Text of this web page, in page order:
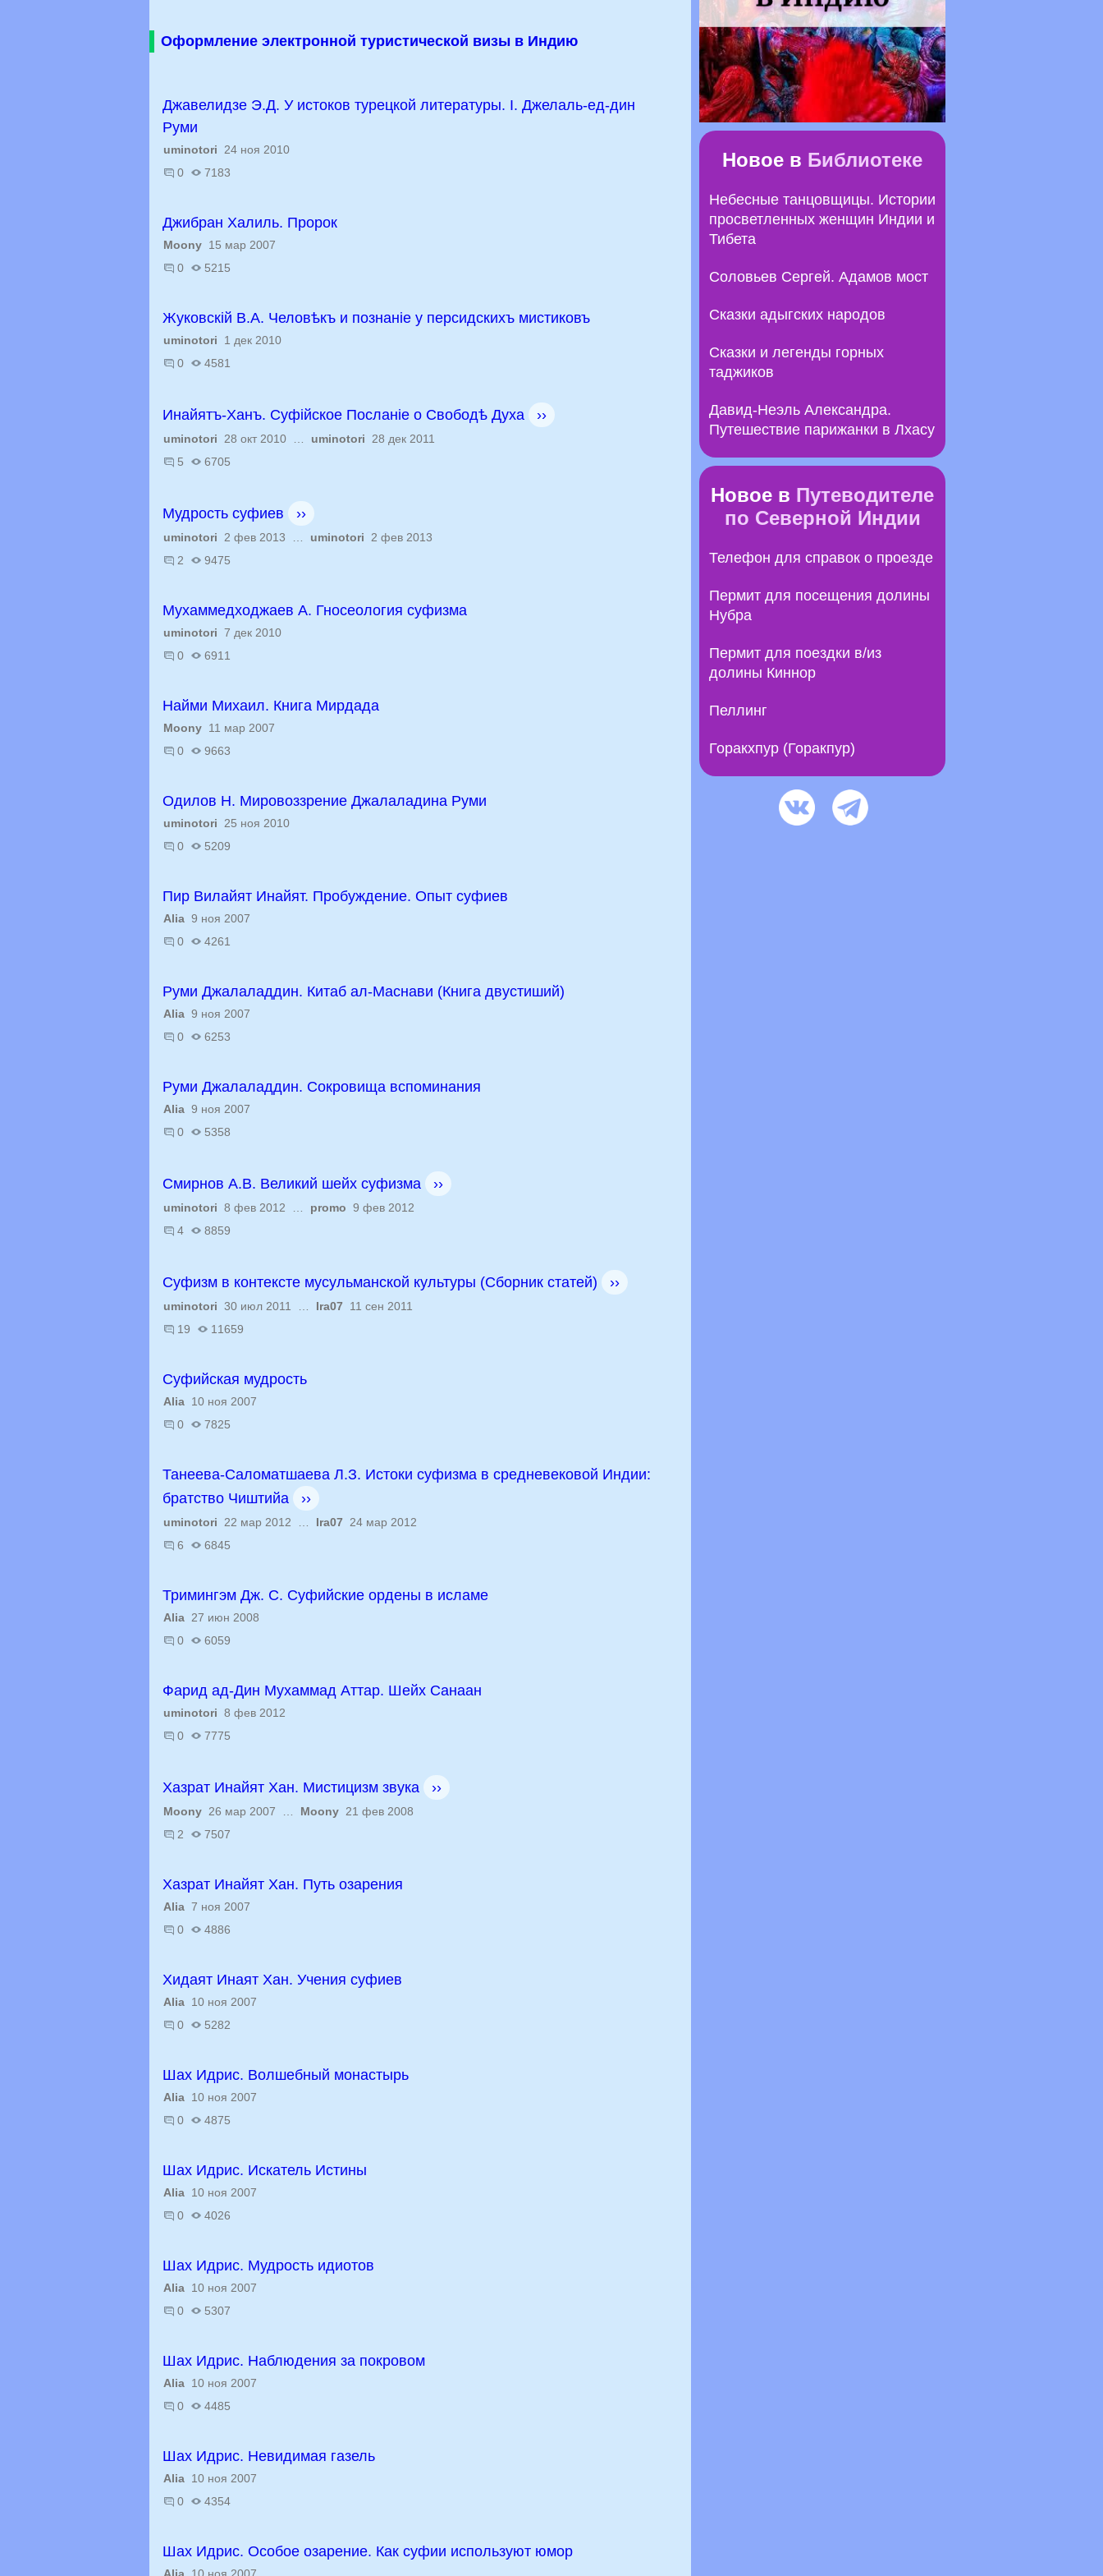
Оформление электронной туристической визы в Индию
Джавелидзе Э.Д. У истоков турецкой литературы. I. Джелаль-ед-дин
Руми
uminotori 24 ноя 2010
0
7183
Джибран Халиль. Пророк
Moony 15 мар 2007
0
5215
Жуковскій B.А. Человѣкъ и познаніе у персидскихъ мистиковъ
uminotori 1 дек 2010
0
4581
Инайятъ-Ханъ. Суфійское Посланіе о Свободѣ Духа ››
uminotori 28 окт 2010 … uminotori 28 дек 2011
5
6705
Мудрость суфиев ››
uminotori 2 фев 2013 … uminotori 2 фев 2013
2
9475
Мухаммедходжаев А. Гносеология суфизма
uminotori 7 дек 2010
0
6911
Найми Михаил. Книга Мирдада
Moony 11 мар 2007
0
9663
Одилов Н. Мировоззрение Джалаладина Руми
uminotori 25 ноя 2010
0
5209
Пир Вилайят Инайят. Пробуждение. Опыт суфиев
Alia 9 ноя 2007
0
4261
Руми Джалаладдин. Китаб ал-Маснави (Книга двустиший)
Alia 9 ноя 2007
0
6253
Руми Джалаладдин. Сокровища вспоминания
Alia 9 ноя 2007
0
5358
Смирнов А.В. Великий шейх суфизма ››
uminotori 8 фев 2012 … promo 9 фев 2012
4
8859
Суфизм в контексте мусульманской культуры (Сборник статей) ››
uminotori 30 июл 2011 … Ira07 11 сен 2011
19
11659
Суфийская мудрость
Alia 10 ноя 2007
0
7825
Танеева-Саломатшаева Л.З. Истоки суфизма в средневековой Индии:
братство Чиштийа
››
uminotori 22 мар 2012 … Ira07 24 мар 2012
6
6845
Тримингэм Дж. С. Суфийские ордены в исламе
Alia 27 июн 2008
0
6059
Фарид ад-Дин Мухаммад Аттар. Шейх Санаан
uminotori 8 фев 2012
0
7775
Хазрат Инайят Хан. Мистицизм звука ››
Moony 26 мар 2007 … Moony 21 фев 2008
2
7507
Хазрат Инайят Хан. Путь озарения
Alia 7 ноя 2007
0
4886
Хидаят Инаят Хан. Учения суфиев
Alia 10 ноя 2007
0
5282
Шах Идрис. Волшебный монастырь
Alia 10 ноя 2007
0
4875
Шах Идрис. Искатель Истины
Alia 10 ноя 2007
0
4026
Шах Идрис. Мудрость идиотов
Alia 10 ноя 2007
0
5307
Шах Идрис. Наблюдения за покровом
Alia 10 ноя 2007
0
4485
Шах Идрис. Невидимая газель
Alia 10 ноя 2007
0
4354
Шах Идрис. Особое озарение. Как суфии используют юмор
Новое в Библиотеке
Небесные танцовщицы. Истории
просветленных женщин Индии и
Тибета
Соловьев Сергей. Адамов мост
Сказки адыгских народов
Сказки и легенды горных
таджиков
Давид-Неэль Александра.
Путешествие парижанки в Лхасу
Новое в Путеводителе
по Северной Индии
Телефон для справок о проезде
Пермит для посещения долины
Нубра
Пермит для поездки в/из
долины Киннор
Пеллинг
Горакхпур (Горакпур)